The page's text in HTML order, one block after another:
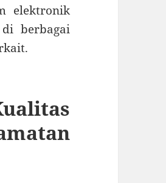
elektronik
berbagai